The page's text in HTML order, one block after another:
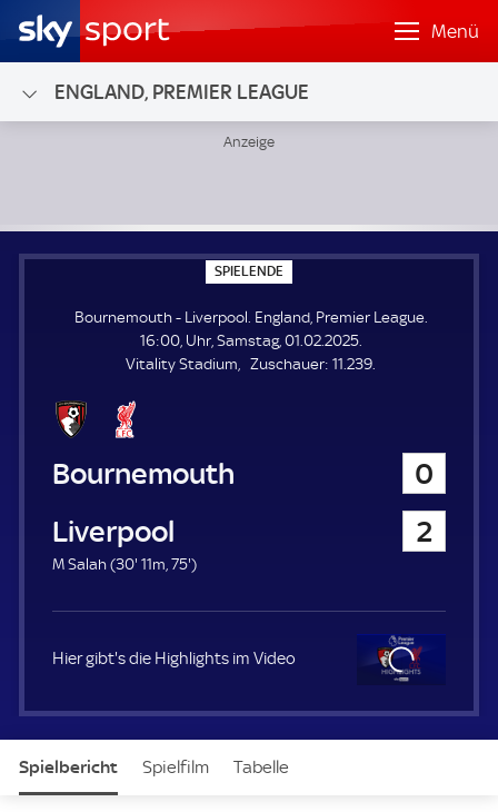
Menü
ENGLAND, PREMIER LEAGUE
SPIELENDE
P
E
L
E
N
Bournemouth - Liverpool. England, Premier League.
16:00, Uhr, Samstag, 01.02.2025.
Vitality Stadium
Zuschauer: Z
11.239.
Bournemouth
0
Liverpool
2
M Salah (30'3
.
i
t
e
11m, 75'7
.
i
t
e
)
Hier gibt's die Highlights im Video
Spielbericht Spielfilm Tabelle